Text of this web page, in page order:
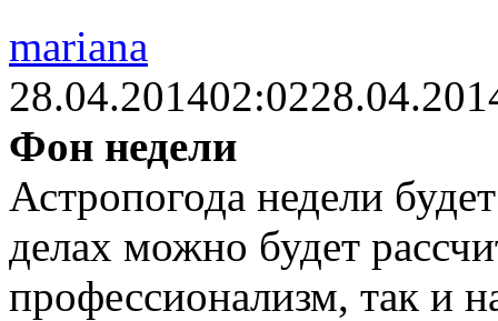
mariana
28.04.201402:02
Фон недели
Астропогода недели
делах можно будет
профессионализм, так и